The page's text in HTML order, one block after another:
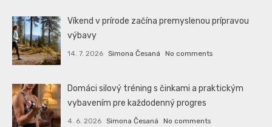
Víkend v prírode začína premyslenou prípravou
výbavy
14. 7. 2026 Simona Česaná No comments
Domáci silový tréning s činkami a praktickým
vybavením pre každodenný progres
4. 6. 2026 Simona Česaná No comments